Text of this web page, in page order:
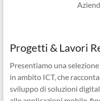
Progetti & Lavori
Presentiamo una
in ambito ICT, che
sviluppo di soluzioni